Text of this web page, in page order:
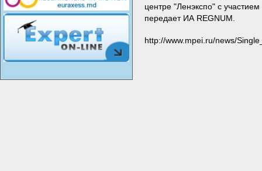
центре "Ленэкспо" с
передает ИА REGNUM.
http://www.mpei.ru/news/